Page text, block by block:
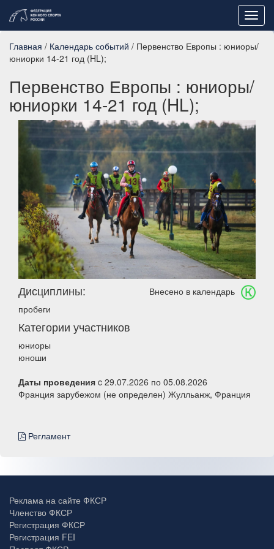
Главная / Календарь событий / Первенство Европы : юниоры/
юниорки 14-21 год (HL);
Первенство Европы : юниоры/
юниорки 14-21 год (HL);
Внесено в календарь
Дисциплины:
пробеги
Категории участников
юниоры
юноши
Даты проведения c 29.07.2026 по 05.08.2026
Франция зарубежом (не определен) Жулльанж, Франция
Регламент
Реклама на сайте ФКСР
Членство ФКСР
Регистрация ФКСР
Регистрация FEI